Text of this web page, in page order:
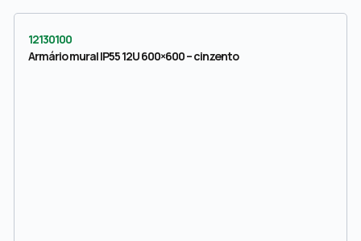
12130100
Armário mural IP55 12U 600×600 – cinzento